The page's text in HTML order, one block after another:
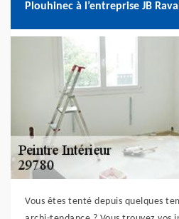
Plouhinec à l’entreprise JB
Vous êtes tenté depuis quelques